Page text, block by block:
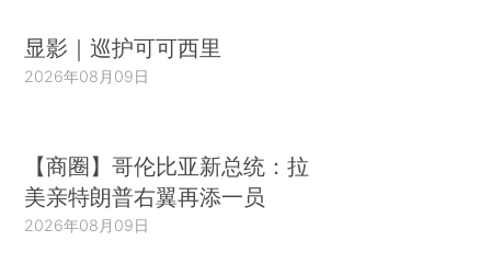
显影｜巡护可可西里
2026年08月09日
【商圈】哥伦比亚新总统：拉
美亲特朗普右翼再添一员
2026年08月09日